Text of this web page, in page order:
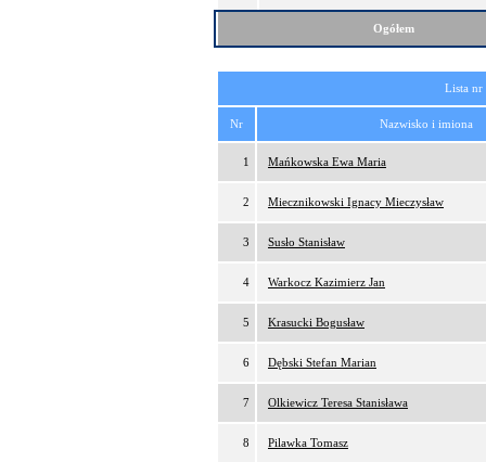
Ogółem
Lista
Nr Nazwisko i imiona
1 Mańkowska Ewa Maria
2 Miecznikowski Ignacy Mieczysław
3 Susło Stanisław
4 Warkocz Kazimierz Jan
5 Krasucki Bogusław
6 Dębski Stefan Marian
7 Olkiewicz Teresa Stanisława
8 Pilawka Tomasz